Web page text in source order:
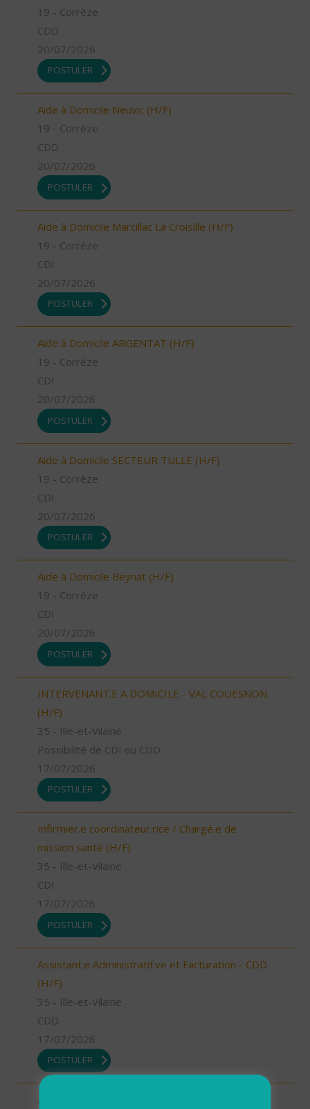
19 - Corrèze
CDD
20/07/2026
POSTULER
Aide à Domicile Neuvic (H/F)
19 - Corrèze
CDD
20/07/2026
POSTULER
Aide à Domicile Marcillac La Croisille (H/F)
19 - Corrèze
CDI
20/07/2026
POSTULER
Aide à Domicile ARGENTAT (H/F)
19 - Corrèze
CDI
20/07/2026
POSTULER
Aide à Domicile SECTEUR TULLE (H/F)
19 - Corrèze
CDI
20/07/2026
POSTULER
Aide à Domicile Beynat (H/F)
19 - Corrèze
CDI
20/07/2026
POSTULER
INTERVENANT.E A DOMICILE - VAL COUESNON
(H/F)
35 - Ille-et-Vilaine
Possibilité de CDI ou CDD
17/07/2026
POSTULER
Infirmier.e coordinateur.rice / Chargé.e de
mission santé (H/F)
35 - Ille-et-Vilaine
CDI
17/07/2026
POSTULER
Assistant.e Administratif.ve et Facturation - CDD
(H/F)
35 - Ille-et-Vilaine
CDD
17/07/2026
POSTULER
Assistant.e Administratif.ve et Facturation - CDI